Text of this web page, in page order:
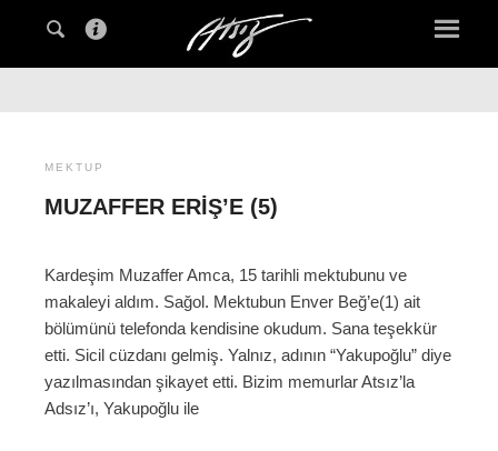
MEKTUP
MUZAFFER ERIŞ’E (5)
Kardeşim Muzaffer Amca, 15 tarihli mektubunu ve
makaleyi aldım. Sağol. Mektubun Enver Beğ’e(1) ait
bölümünü telefonda kendisine okudum. Sana teşekkür
etti. Sicil cüzdanı gelmiş. Yalnız, adının “Yakupoğlu” diye
yazılmasından şikayet etti. Bizim memurlar Atsız’la
Adsız’ı, Yakupoğlu ile